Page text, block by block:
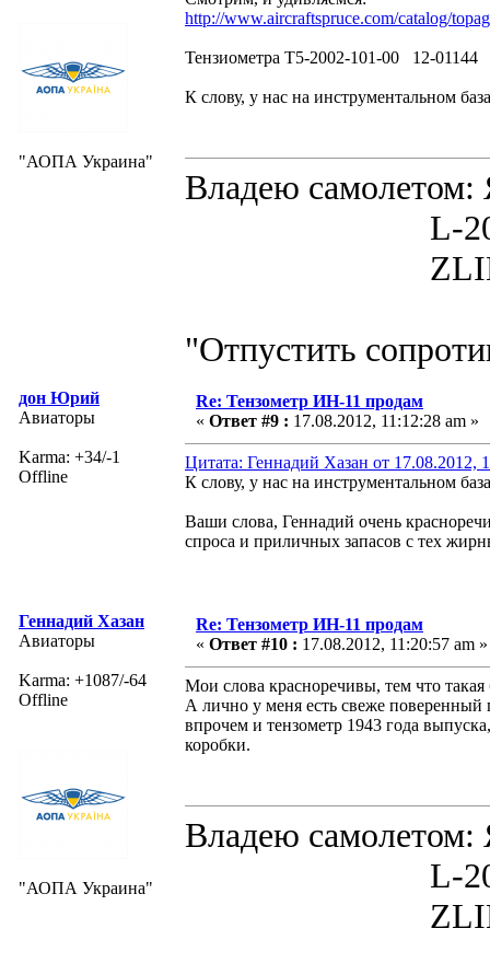
"АОПА Украина"
http://www.aircraftspruce.com/catalog/
Тензиометра T5-2002-101-00 12-01144
К слову, у нас на инструментальном
Владею
L-200D
ZLIN 526
"Отпустить
дон Юрий
Авиаторы
Karma: +34/-1
Offline
Re: Тензометр ИН-11 продам
« Ответ #9 : 17.08.2012, 11:12:28 am »
Цитата: Геннадий Хазан от 17.08.2012,
К слову, у нас на инструментальном
Ваши слова, Геннадий очень
спроса и приличных запасов с тех
Геннадий Хазан
Авиаторы
Karma: +1087/-64
Offline
"АОПА Украина"
Re: Тензометр ИН-11 продам
« Ответ #10 : 17.08.2012, 11:20:57 am »
Мои слова красноречивы, тем что такая
А лично у меня есть свеже поверенный
впрочем и тензометр 1943 года
коробки.
Владею
L-200D
ZLIN 526